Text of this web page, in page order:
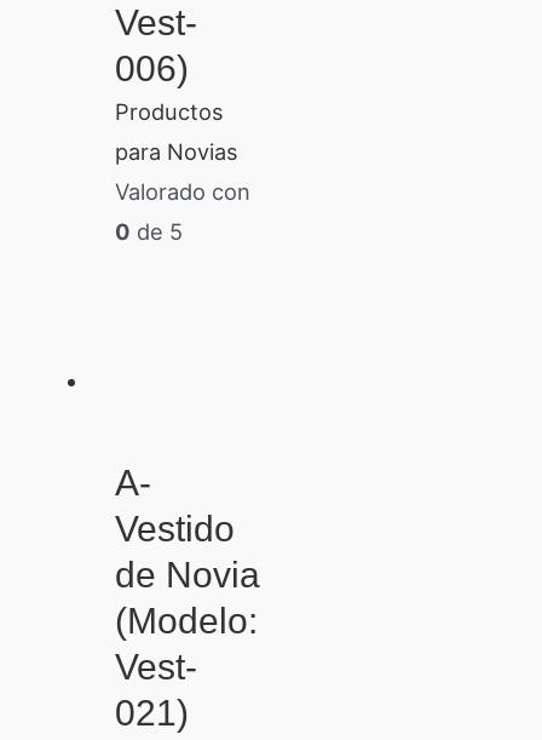
Vest-
006)
Productos
para Novias
Valorado con
0 de 5
A-
Vestido
de Novia
(Modelo:
Vest-
021)